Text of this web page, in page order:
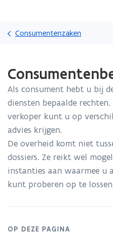
Consumentenzaken
met
laden.
bevindt
op:
Consumentenbescherming
Als consument hebt u bij
diensten bepaalde
verkoper kunt u op
advies krijgen.
De overheid komt niet
dossiers. Ze reikt wel
instanties aan waarmee u
kunt proberen op te
OP DEZE PAGINA